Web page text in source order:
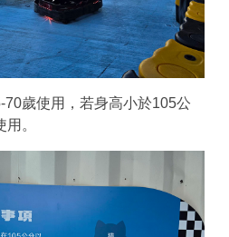
歲使用，若身高小於105公
。